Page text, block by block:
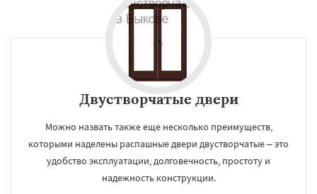
Двустворчатые двери
Можно назвать также еще несколько преимуществ,
которыми наделены распашные двери двустворчатые – это
удобство эксплуатации, долговечность, простоту и
надежность конструкции.